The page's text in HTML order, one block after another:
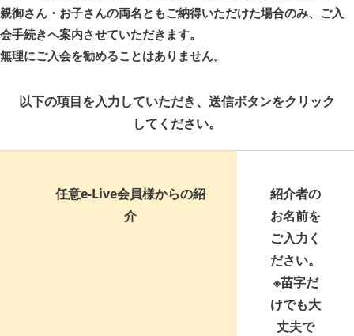
親御さん・お子さんの両名ともご納得いただけた場合のみ、ご入
会手続きへ案内させていただきます。
無理にご入会を勧めることはありません。
以下の項目を入力していただき、 送信ボタンをクリック
してください。
任意e-Live会員様からの紹
介
紹介者の
お名前を
ご入力く
ださい。
※苗字だ
けでも大
丈夫で